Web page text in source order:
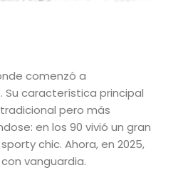
comenzó a
característica principal
pero más
en los 90 vivió un gran
chic. Ahora, en 2025,
vanguardia.